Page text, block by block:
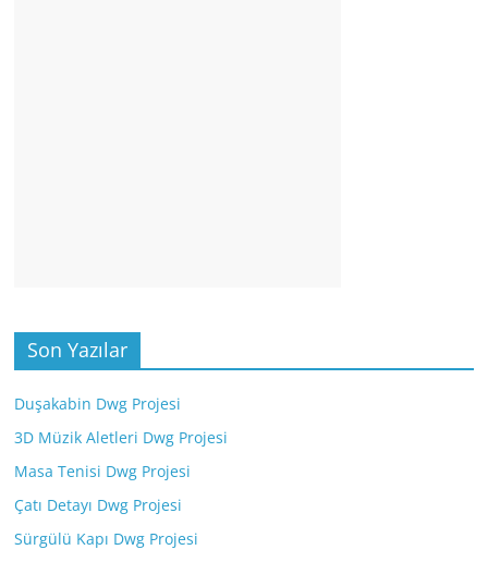
Son Yazılar
Duşakabin Dwg Projesi
3D Müzik Aletleri Dwg Projesi
Masa Tenisi Dwg Projesi
Çatı Detayı Dwg Projesi
Sürgülü Kapı Dwg Projesi